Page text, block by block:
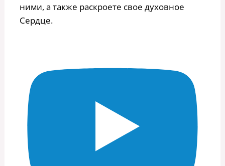
ними, а также раскроете свое духовное
Сердце.